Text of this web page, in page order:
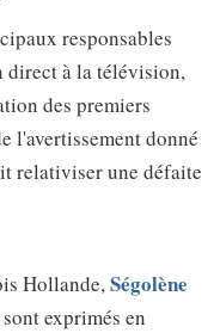
responsables
direct à la télévision,
des premiers
l'avertissement donné
relativiser une défaite
Hollande,Ségolène
exprimés en